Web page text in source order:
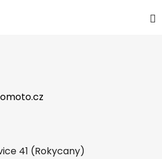
41 (Rokycany)